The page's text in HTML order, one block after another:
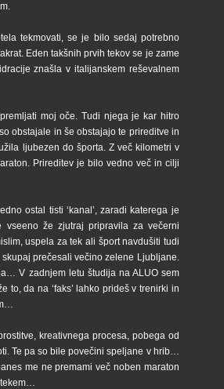
tekmovati, se je bilo sedaj potrebno
Eden takšnih prvih tekov se je zame
znašla v italijanskem reševalnem
moj oče. Tudi njega je kar hitro
obstajale in še obstajajo te prireditve in
ljubezen do športa. Z več kilometri v
Prireditev je bilo vedno več in cilji
ostal tisti ‘kanal’, zaradi katerega je
že zjutraj pripravila za večerni
uspela za tek ali šport navdušiti tudi
prečesali večino zelene Ljubljane.
V zadnjem letu študija na ALUO sem
to, da na ‘faks’ lahko prideš v trenirki in
kreativnega procesa, pobega od
Te pa so bile povečini speljane v hrib…
me ne premami več noben maraton
tekem…